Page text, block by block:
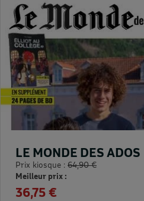
LE MONDE DES ADOS
Prix kiosque : 64,90 €
Meilleur prix :
36,75 €